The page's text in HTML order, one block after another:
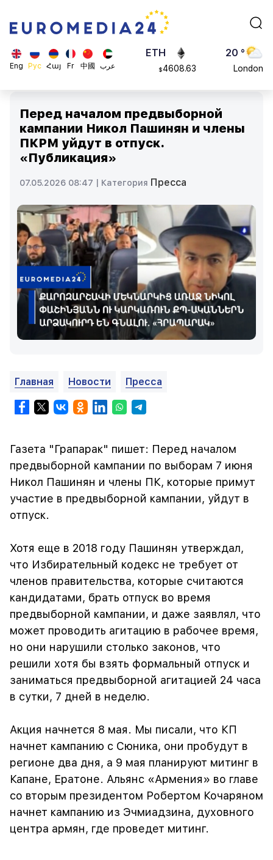
Eng Рус Հայ Fr 中國 عرب
ADA
0.868816
ETH
$4608.63
20 °
London
Brussels
Перед началом предвыборной
кампании Никол Пашинян и члены
ПКРМ уйдут в отпуск.
«Публикация»
07.05.2026 08:47 | Категория Пресса
Главная Новости Пресса
Газета "Грапарак" пишет: Перед началом
предвыборной кампании по выборам 7 июня
Никол Пашинян и члены ПК, которые примут
участие в предвыборной кампании, уйдут в
отпуск.
Хотя еще в 2018 году Пашинян утверждал,
что Избирательный кодекс не требует от
членов правительства, которые считаются
кандидатами, брать отпуск во время
предвыборной кампании, и даже заявлял, что
может проводить агитацию в рабочее время,
но они нарушили столько законов, что
решили хотя бы взять формальный отпуск и
заниматься предвыборной агитацией 24 часа
в сутки, 7 дней в неделю.
Акция начнется 8 мая. Мы писали, что КП
начнет кампанию с Сюника, они пробудут в
регионе два дня, а 9 мая планируют митинг в
Капане, Ератоне. Альянс «Армения» во главе
со вторым президентом Робертом Кочаряном
начнет кампанию из Эчмиадзина, духовного
центра армян, где проведет митинг.